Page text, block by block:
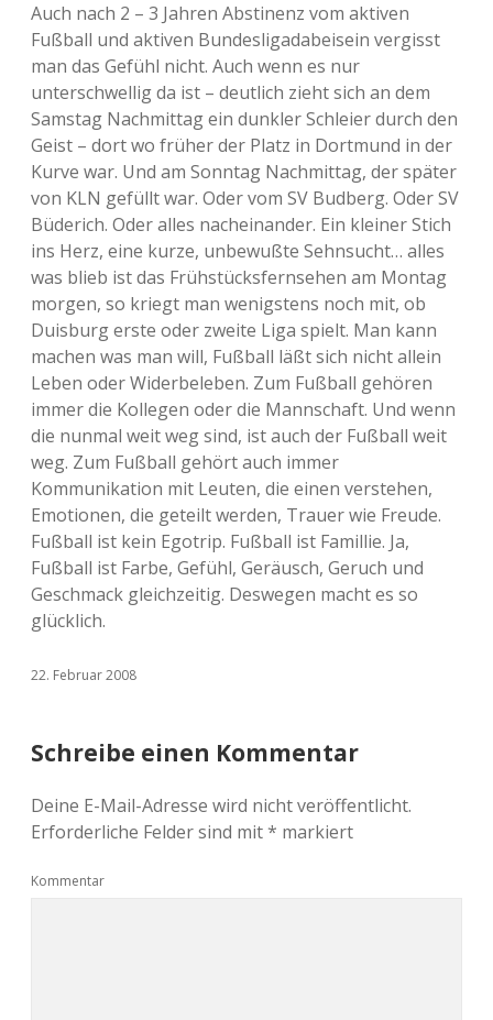
Auch nach 2 – 3 Jahren Abstinenz vom aktiven
Fußball und aktiven Bundesligadabeisein vergisst
man das Gefühl nicht. Auch wenn es nur
unterschwellig da ist – deutlich zieht sich an dem
Samstag Nachmittag ein dunkler Schleier durch den
Geist – dort wo früher der Platz in Dortmund in der
Kurve war. Und am Sonntag Nachmittag, der später
von KLN gefüllt war. Oder vom SV Budberg. Oder SV
Büderich. Oder alles nacheinander. Ein kleiner Stich
ins Herz, eine kurze, unbewußte Sehnsucht… alles
was blieb ist das Frühstücksfernsehen am Montag
morgen, so kriegt man wenigstens noch mit, ob
Duisburg erste oder zweite Liga spielt. Man kann
machen was man will, Fußball läßt sich nicht allein
Leben oder Widerbeleben. Zum Fußball gehören
immer die Kollegen oder die Mannschaft. Und wenn
die nunmal weit weg sind, ist auch der Fußball weit
weg. Zum Fußball gehört auch immer
Kommunikation mit Leuten, die einen verstehen,
Emotionen, die geteilt werden, Trauer wie Freude.
Fußball ist kein Egotrip. Fußball ist Famillie. Ja,
Fußball ist Farbe, Gefühl, Geräusch, Geruch und
Geschmack gleichzeitig. Deswegen macht es so
glücklich.
22. Februar 2008
Schreibe einen Kommentar
Deine E-Mail-Adresse wird nicht veröffentlicht.
Erforderliche Felder sind mit* markiert
Kommentar